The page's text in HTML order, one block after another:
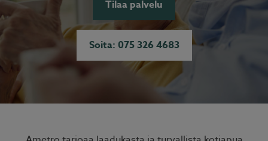
Tilaa palvelu
Soita: 075 326 4683